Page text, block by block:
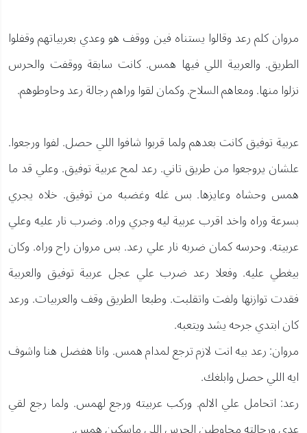
مروان كلم رعد وقالوا يستناه فين ووقف هو وعدي بعربياتهم وقفلوا
الطريق. والعربية اللي فيها همس. كانت سابقة ووقفت والحرس
نزلوا منها. ومعاهم السلاح. وكمان لقوا وراهم رجالة رعد وحاوطوهم.
عربية توفيق كانت بعدهم ولما قربوا شافوا اللي حصل. لفوا ورجعوا.
علشان يروجعوا من طريق تاني. رعد لمح عربية توفيق. وعلي قد ما
همس وحشاه وعايزها. بس غله وغضبه من توفيق. خلاه يجري
بسرعة وراه واخد اقرب عربية ليه وجري وراه. وضرب نار عليه وعلي
عربيته. وحرسه كمان ضربه نار علي رعد. بس مروان راح وراه. وكان
بيغطي عليه. وفعلا رعد ضرب علي عجل عربية توفيق والعربية
فقدت توازنها ولفت واتقلبت. وطبعا الطريق وقف والعربيات. ورعد
كان ابتدي جرحه يشد ويتعبه.
مروان: رعد بيه انت لازم ترجع لمدام همس. وانا هفضل هنا واشوف
ايه اللي حصل وابلغك.
رعد: اتحامل علي الالم. وركب عربيته ورجع لهمس. ولما رجع لقي